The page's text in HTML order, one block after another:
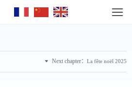
Next chapter： La fête noël 2025